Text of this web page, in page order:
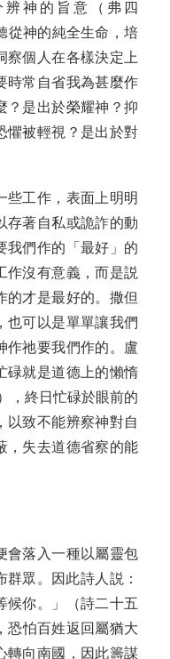
神的旨意（弗四
從神的純全生命，培
察個人在各樣決定上
時常自省我為甚麼作
？是出於榮耀神？抑
懼被輕視？是出於對
些工作，表面上明明
存著自私或詭詐的動
我們作的「最好」的
作沒有意義，而是説
的才是最好的。撒但
也可以是單單讓我們
作祂要我們作的。盧
碌就是道德上的懶惰
，終日忙碌於眼前的
以致不能辨察神對自
，失去道德省察的能
會落入一種以屬靈包
眾。因此詩人説：
候你。」（詩二十五
恐怕百姓返回屬猶大
轉向南國，因此籌謀